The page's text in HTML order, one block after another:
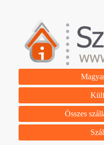
Összes